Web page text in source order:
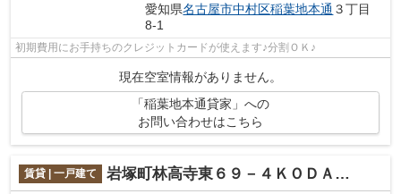
愛知県名古屋市中村区稲葉地本通 ３丁目
8-1
初期費用にお手持ちのクレジットカードが使えます♪分割ＯＫ♪
現在空室情報がありません。
「稲葉地本通貸家」への
お問い合わせはこちら
賃貸 | 一戸建て 岩塚町林高寺東６９－４ＫＯＤＡＴＥＸⅣ